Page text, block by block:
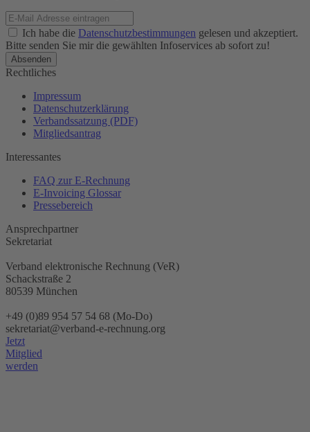
Ich habe die Datenschutzbestimmungen gelesen und akzeptiert.
Bitte senden Sie mir die gewählten Infoservices ab sofort zu!
Rechtliches
Impressum
Datenschutzerklärung
Verbandssatzung (PDF)
Mitgliedsantrag
Interessantes
FAQ zur E-Rechnung
E-Invoicing Glossar
Pressebereich
Ansprechpartner
Sekretariat
Verband elektronische Rechnung (VeR)
Schackstraße 2
80539 München
+49 (0)89 954 57 54 68 (Mo-Do)
sekretariat@verband-e-rechnung.org
Jetzt
Mitglied
werden